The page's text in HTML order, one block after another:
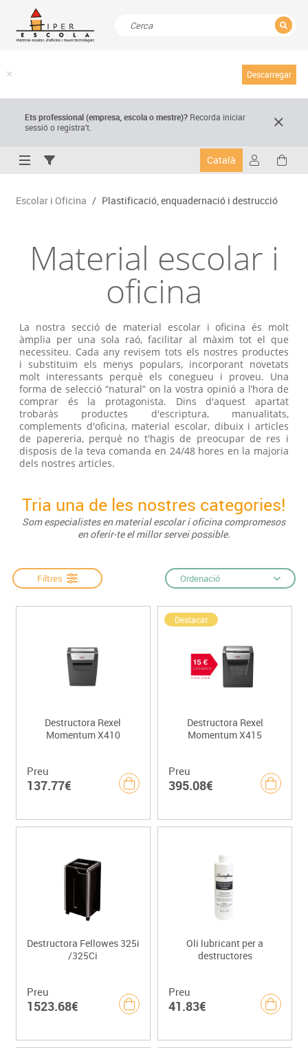
Descarregar
Ets professional (empresa,escola o mestre)? Recorda iniciar
sessió o registra't.
Català
Escolar i Oficina / Plastificació, enquadernació i destrucció
Material escolar i
oficina
La nostra secció de material escolar i oficina és molt
àmplia per una sola raó, facilitar al màxim tot el que
necessiteu. Cada any revisem tots els nostres productes
i substituïm els menys populars, incorporant novetats
molt interessants perquè els conegueu i proveu. Una
forma de selecció “natural” on la vostra opinió a l’hora de
comprar és la protagonista. Dins d'aquest apartat
trobaràs productes d'escriptura, manualitats,
complements d'oficina, material escolar, dibuix i articles
de papereria, perquè no t'hagis de preocupar de res i
disposis de la teva comanda en 24/48 hores en la majoria
dels nostres articles.
Tria una de les nostres categories!
Som especialistes en material escolar i oficina compromesos
en oferir-te el millor servei possible.
Filtres Ordenació
Destructora Rexel
Momentum X410
Preu
137.77€
Destacat
Destructora Rexel
Momentum X415
Preu
395.08€
Destructora Fellowes 325i
/325Ci
Preu
1523.68€
Oli lubricant per a
destructores
Preu
41.83€